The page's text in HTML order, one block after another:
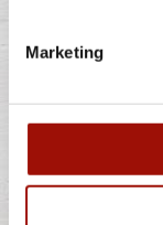
Marketing
Alle Preise in €. Alle